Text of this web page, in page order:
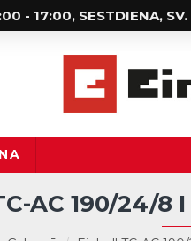
- 17:00, SESTDIENA,
AC 190/24/8